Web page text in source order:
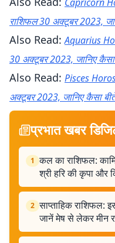
राशिफल 30 अक्टूबर 2023,
Also Read:Aquarius
30 अक्टूबर 2023, जानिए कैसा
Also Read: Pisces
अक्टूबर 2023, जानिए कैसा
प्रभात खबर
1 कल का राशिफल:
श्री हरि की कृपा और
2 साप्ताहिक राशिफल:
जानें मेष से लेकर मीन